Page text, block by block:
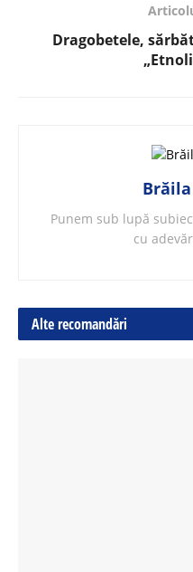
Dragobetele,
Punem sub lupă
cu
Alte recomandări